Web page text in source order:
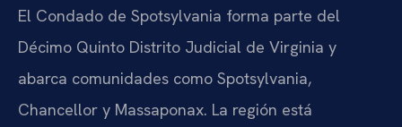
El Condado de Spotsylvania forma parte del
Décimo Quinto Distrito Judicial de Virginia y
abarca comunidades como Spotsylvania,
Chancellor y Massaponax. La región está